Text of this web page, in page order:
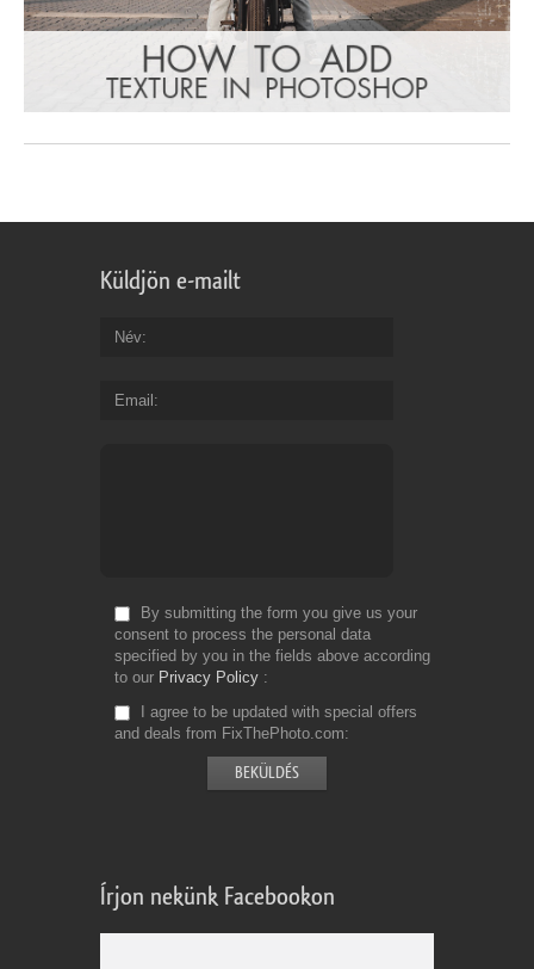
Küldjön e-mailt
Név
Email
By submitting the form you give us your
consent to process the personal data
specified by you in the fields above according
to our Privacy Policy
I agree to be updated with special offers
and deals from FixThePhoto.com
Írjon nekünk Facebookon